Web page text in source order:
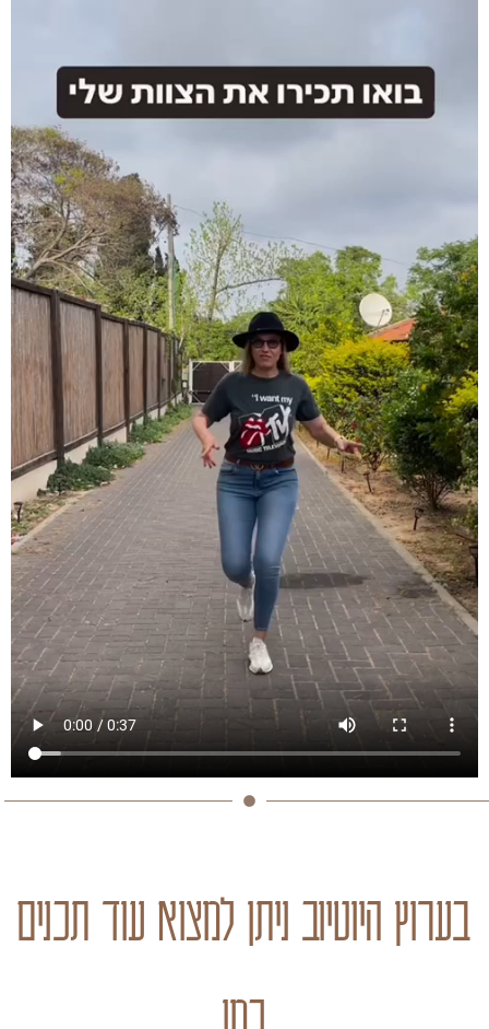
בערוץ היוטיוב ניתן למצוא עוד תכנים